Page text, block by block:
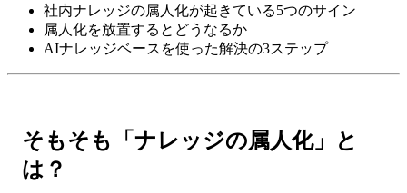
社内ナレッジの属人化が起きている5つのサイン
属人化を放置するとどうなるか
AIナレッジベースを使った解決の3ステップ
そもそも「ナレッジの属人化」と
は？